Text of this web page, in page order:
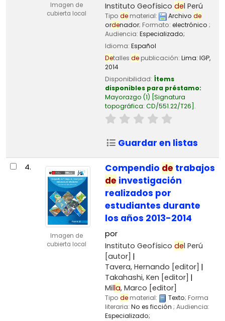
Imagen de
cubierta local
Instituto Geofísico del Perú
Tipo dematerial: Archivo de
ordenador; Formato: electrónico ;
Audiencia: Especializado;
Idioma: Español
Detalles depublicación: Lima: IGP,
2014
Disponibilidad: Ítems
disponibles para préstamo:
Mayorazgo (1) Signatura
topográfica: CD/551.22/T26 .
Guardar en listas
4.
Imagen de
cubierta local
Compendio de trabajos
de investigación
realizados por
estudiantes durante
los años 2013-2014
por
Instituto Geofísico del Perú
[autor]
Tavera, Hernando [editor]
Takahashi, Ken [editor]
Milla, Marco [editor]
Tipo dematerial: Texto; Forma
literaria: No es ficción ; Audiencia:
Especializado;